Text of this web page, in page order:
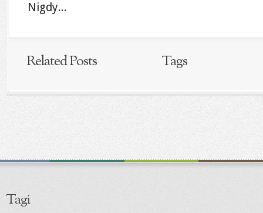
Nigdy...
Related Posts Tags
Tagi